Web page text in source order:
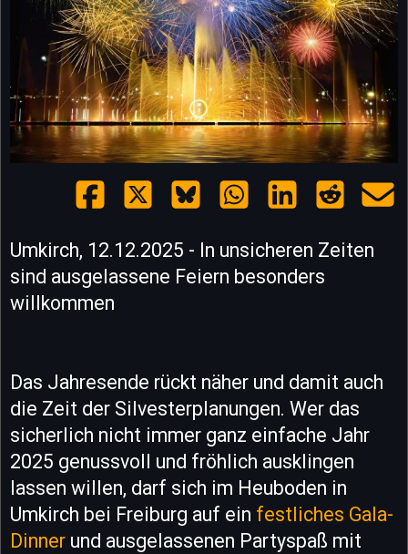
Umkirch, 12.12.2025 - In unsicheren Zeiten
sind ausgelassene Feiern besonders
willkommen
Das Jahresende rückt näher und damit auch
die Zeit der Silvesterplanungen. Wer das
sicherlich nicht immer ganz einfache Jahr
2025 genussvoll und fröhlich ausklingen
lassen willen, darf sich im Heuboden in
Umkirch bei Freiburg auf ein festliches Gala-
Dinner und ausgelassenen Partyspaß mit